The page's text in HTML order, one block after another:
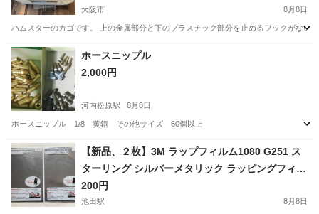
大阪市 8月8日
ハムスターのカゴです。 上の金属部分と下のプラスチック部分を止めるフックがな
大阪 大阪市
ホースニップル
2,000円
河内松原駅 8月8日
ホースニップル 1/8 黄銅 その他サイズ 60個以上
大阪 堺市 河内松原駅 その他
【新品、２枚】3M ラップフィルム1080 G251 ス
ターリング シルバーメタリック ラッピングフィル
ム
200円
池田駅 8月8日